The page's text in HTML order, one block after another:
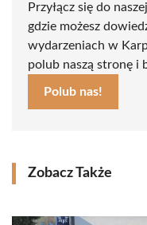
Przyłącz się do
gdzie możesz
wydarzeniach w
polub naszą stronę i
Polub nas!
Zobacz Także